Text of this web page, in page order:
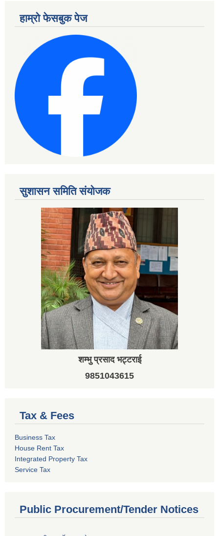
हाम्रो फेसबुक पेज
सुशासन समिति संयोजक
शम्भु प्रसाद भट्टराई
9851043615
Tax & Fees
Business Tax
House Rent Tax
Integrated Property Tax
Service Tax
Public Procurement/Tender Notices